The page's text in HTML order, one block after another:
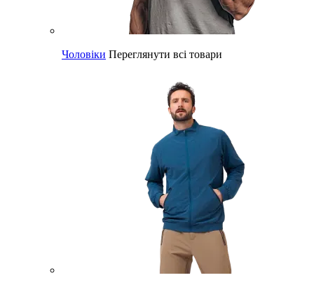
Чоловіки Переглянути всі товари